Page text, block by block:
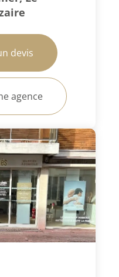
devis
agence